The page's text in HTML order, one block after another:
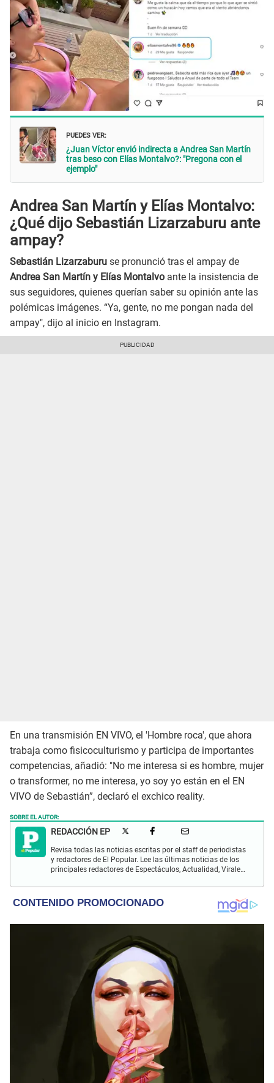
PUEDES VER:
¿Juan Víctor envió indirecta a Andrea San Martín
tras beso con Elías Montalvo?: "Pregona con el
ejemplo"
Andrea San Martín y Elías Montalvo:
¿Qué dijo Sebastián Lizarzaburu ante
ampay?
Sebastián Lizarzaburu se pronunció tras el ampay de
Andrea San Martín y Elías Montalvo ante la insistencia de
sus seguidores, quienes querían saber su opinión ante las
polémicas imágenes. “Ya, gente, no me pongan nada del
ampay", dijo al inicio en Instagram.
En una transmisión EN VIVO, el 'Hombre roca', que ahora
trabaja como fisicoculturismo y participa de importantes
competencias, añadió: "No me interesa si es hombre, mujer
o transformer, no me interesa, yo soy yo están en el EN
VIVO de Sebastián”, declaró el exchico reality.
SOBRE EL AUTOR:
REDACCIÓN EP
Revisa todas las noticias escritas por el staff de periodistas
y redactores de El Popular. Lee las últimas noticias de los
principales redactores de Espectáculos, Actualidad, Virales,